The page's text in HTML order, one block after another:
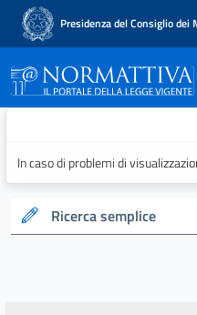
Presidenza del Consiglio dei
Normattiva
In caso di problemi di
Ricerca semplice